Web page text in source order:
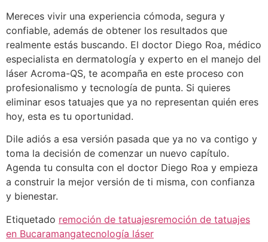
Mereces vivir una experiencia cómoda, segura y
confiable, además de obtener los resultados que
realmente estás buscando. El doctor Diego Roa, médico
especialista en dermatología y experto en el manejo del
láser Acroma-QS, te acompaña en este proceso con
profesionalismo y tecnología de punta. Si quieres
eliminar esos tatuajes que ya no representan quién eres
hoy, esta es tu oportunidad.
Dile adiós a esa versión pasada que ya no va contigo y
toma la decisión de comenzar un nuevo capítulo.
Agenda tu consulta con el doctor Diego Roa y empieza
a construir la mejor versión de ti misma, con confianza
y bienestar.
Etiquetado remoción de tatuajesremoción de tatuajes
en Bucaramangatecnología láser